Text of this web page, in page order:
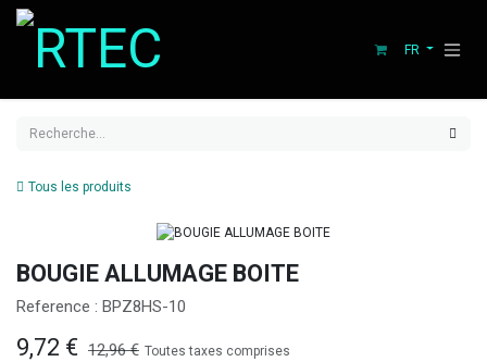
Se rendre au contenu
FR
Tous les produits
BOUGIE ALLUMAGE BOITE
Reference : BPZ8HS-10
9,72 € 12,96€ Toutes taxes comprises